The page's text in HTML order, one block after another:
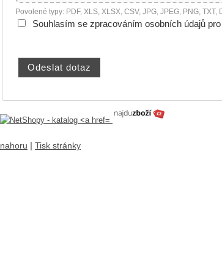
Povolené typy: PDF, XLS, XLSX, CSV, JPG, JPEG, PNG,
Souhlasím se zpracováním osobních údajů
nahoru Tisk stránky